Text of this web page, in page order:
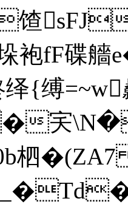
sFJ
垛袍fF碟
绎{缚
宎
柶